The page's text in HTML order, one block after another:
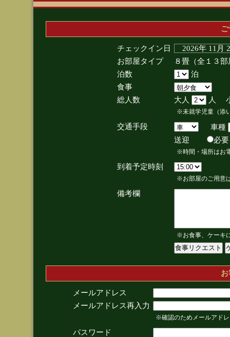
チェックイン日
2026年 11
お部屋タイプ
８畳（全１３
泊数
泊
食事
総人数
大人 人
※未就学児童（添
交通手段
車種
送迎
※時間・場所はお
到着予定時刻
※お部屋のご用意
備考欄
※お食事、ケーキ
メールアドレス
メールアドレス再入力
※確認のためメールアド
パスワード